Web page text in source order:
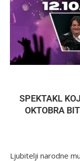
SPEKTAKL
OKTOBRA
Ljubitelji narodne